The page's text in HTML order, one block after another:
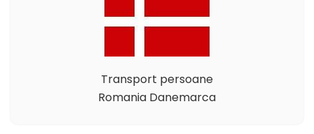
Transport persoane
Romania Danemarca